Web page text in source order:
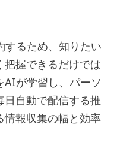
るため、知りたい
握できるだけでは
AIが学習し、パーソ
自動で配信する推
情報収集の幅と効率